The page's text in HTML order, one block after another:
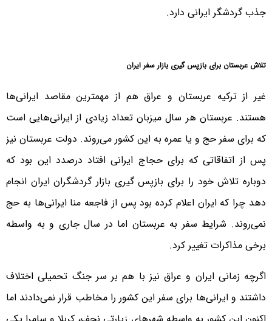
جذب گردشگر ایرانی دارد.
تلاش عربستان برای بازپس گیری بازار سفر ایران
غیر از ترکیه عربستان و عراق هم از مهمترین مقاصد ایرانی‌ها
هستند. عربستان هر سال میزبان تعداد زیادی از ایرانی‌هایی است
که برای سفر حج و یا عمره به این کشور می‌روند. دولت عربستان نیز
پس از اتفاقاتی که برای حجاج ایرانی افتاد درصدد این بود که
دوباره تلاش خود را برای بازپس گیری بازار گردشگران ایران انجام
دهد چرا که ایران اعلام کرده بود پس از فاجعه منا ایرانی‌ها به حج
نمی‌روند. شرایط سفر به عربستان اما در سال جاری و به واسطه
برخی مذاکرات تغییر کرد.
اگرچه زمانی ایران و عراق نیز با هم بر سر جنگ تحمیلی اختلاف
داشتند و ایرانی‌ها برای سفر این کشور را مخاطب قرار نمی‌دادند اما